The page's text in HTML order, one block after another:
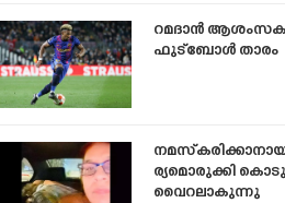
റമദാൻ
ഫുട്ബോൾ താരം
ര്യമൊരുക്കി
വൈറലാകുന്നു